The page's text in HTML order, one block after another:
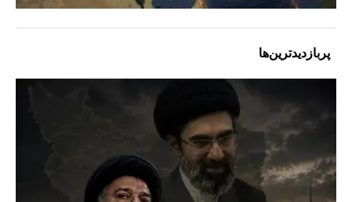
پربازدیدترین‌ها